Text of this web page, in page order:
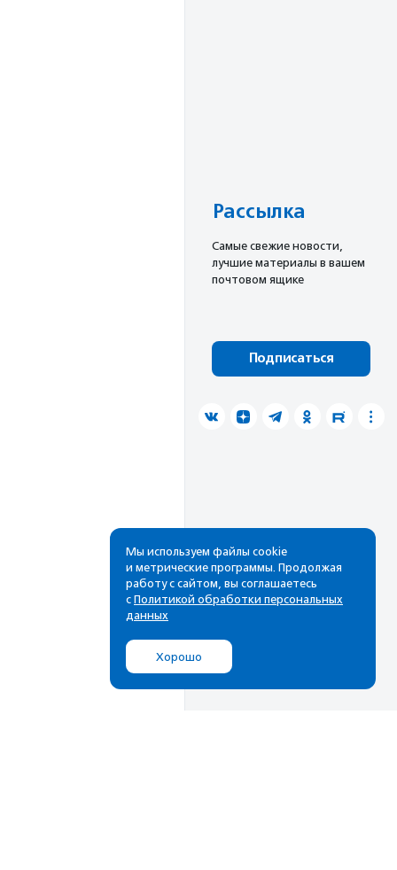
Рассылка
Cамые свежие новости,
лучшие материалы в вашем
почтовом ящике
Подписаться
Мы используем файлы cookie
и метрические программы. Продолжая
работу с сайтом, вы соглашаетесь
с Политикой обработки персональных
данных
Хорошо